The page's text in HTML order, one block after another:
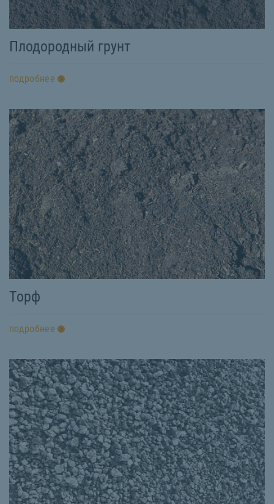
Плодородный грунт
подробнее
Торф
подробнее